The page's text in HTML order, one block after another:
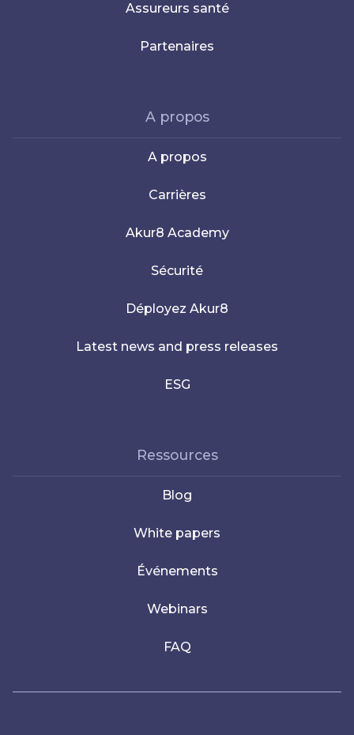
Assureurs santé
Partenaires
A propos
A propos
Carrières
Akur8 Academy
Sécurité
Déployez Akur8
Latest news and press releases
ESG
Ressources
Blog
White papers
Événements
Webinars
FAQ